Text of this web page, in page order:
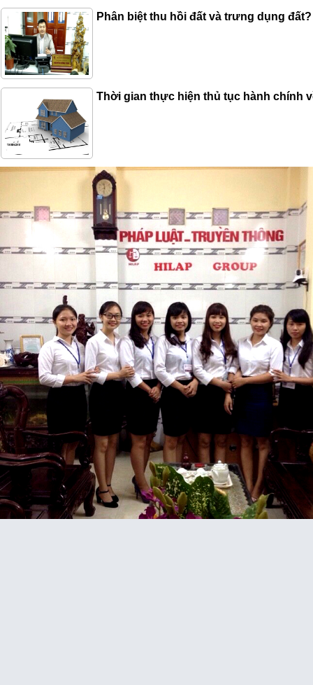
Phân biệt thu hồi đất và trưng dụng đất?
Thời gian thực hiện thủ tục hành chính